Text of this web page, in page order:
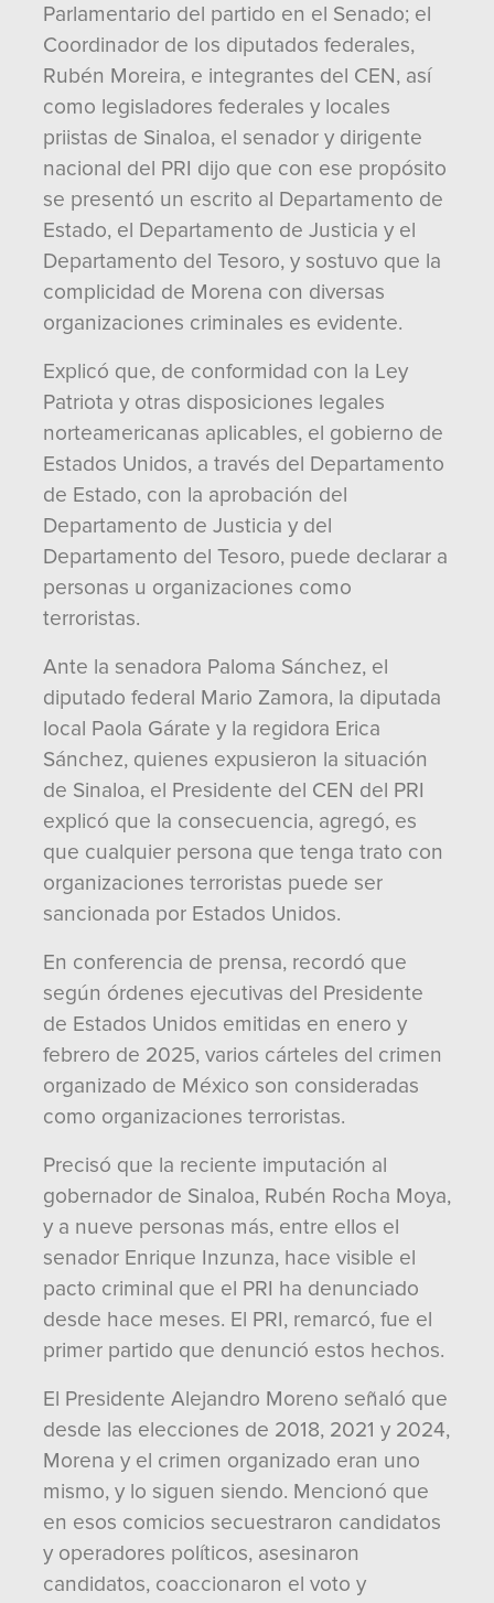
Parlamentario del partido en el Senado; el
Coordinador de los diputados federales,
Rubén Moreira, e integrantes del CEN, así
como legisladores federales y locales
priistas de Sinaloa, el senador y dirigente
nacional del PRI dijo que con ese propósito
se presentó un escrito al Departamento de
Estado, el Departamento de Justicia y el
Departamento del Tesoro, y sostuvo que la
complicidad de Morena con diversas
organizaciones criminales es evidente.
Explicó que, de conformidad con la Ley
Patriota y otras disposiciones legales
norteamericanas aplicables, el gobierno de
Estados Unidos, a través del Departamento
de Estado, con la aprobación del
Departamento de Justicia y del
Departamento del Tesoro, puede declarar a
personas u organizaciones como
terroristas.
Ante la senadora Paloma Sánchez, el
diputado federal Mario Zamora, la diputada
local Paola Gárate y la regidora Erica
Sánchez, quienes expusieron la situación
de Sinaloa, el Presidente del CEN del PRI
explicó que la consecuencia, agregó, es
que cualquier persona que tenga trato con
organizaciones terroristas puede ser
sancionada por Estados Unidos.
En conferencia de prensa, recordó que
según órdenes ejecutivas del Presidente
de Estados Unidos emitidas en enero y
febrero de 2025, varios cárteles del crimen
organizado de México son consideradas
como organizaciones terroristas.
Precisó que la reciente imputación al
gobernador de Sinaloa, Rubén Rocha Moya,
y a nueve personas más, entre ellos el
senador Enrique Inzunza, hace visible el
pacto criminal que el PRI ha denunciado
desde hace meses. El PRI, remarcó, fue el
primer partido que denunció estos hechos.
El Presidente Alejandro Moreno señaló que
desde las elecciones de 2018, 2021 y 2024,
Morena y el crimen organizado eran uno
mismo, y lo siguen siendo. Mencionó que
en esos comicios secuestraron candidatos
y operadores políticos, asesinaron
candidatos, coaccionaron el voto y